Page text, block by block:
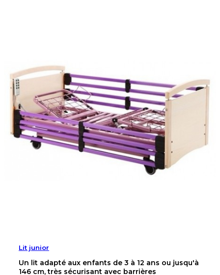
Lit junior
Un lit adapté aux enfants de 3 à 12 ans ou jusqu'à
146 cm, très sécurisant avec barrières